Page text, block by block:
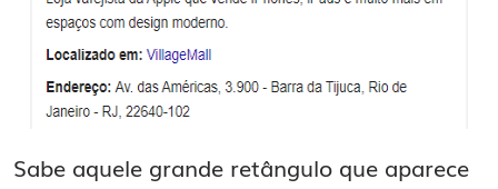
Sabe aquele grande retângulo que aparece